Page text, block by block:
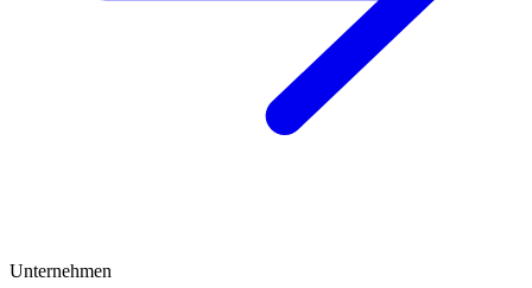
Unternehmen